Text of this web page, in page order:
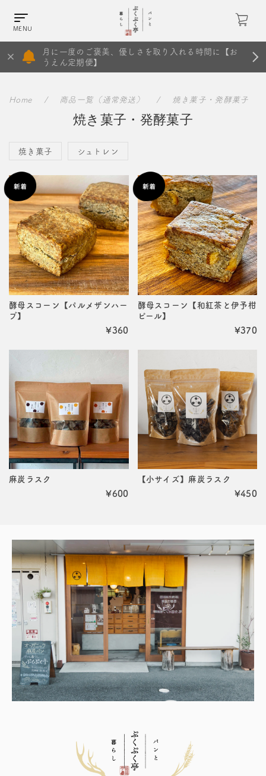
月に一度のご褒美、優しさを取り入れる時間に【お
うえん定期便】
Home 商品一覧（通常発送） 焼き菓子・発酵菓子
焼き菓子・発酵菓子
焼き菓子 シュトレン
酵母スコーン【パルメザンハー
ブ】
¥360
酵母スコーン【和紅茶と伊予柑
ピール】
¥370
麻炭ラスク
¥600
【小サイズ】麻炭ラスク
¥450